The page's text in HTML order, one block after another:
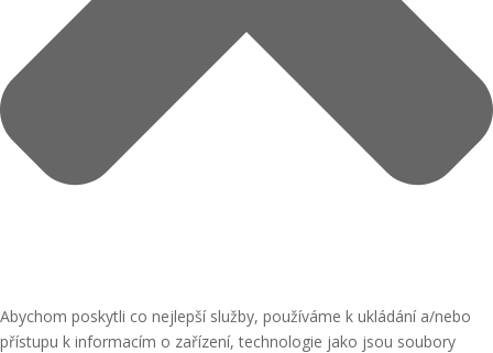
Abychom poskytli co nejlepší služby, používáme k ukládání a/nebo
přístupu k informacím o zařízení, technologie jako jsou soubory